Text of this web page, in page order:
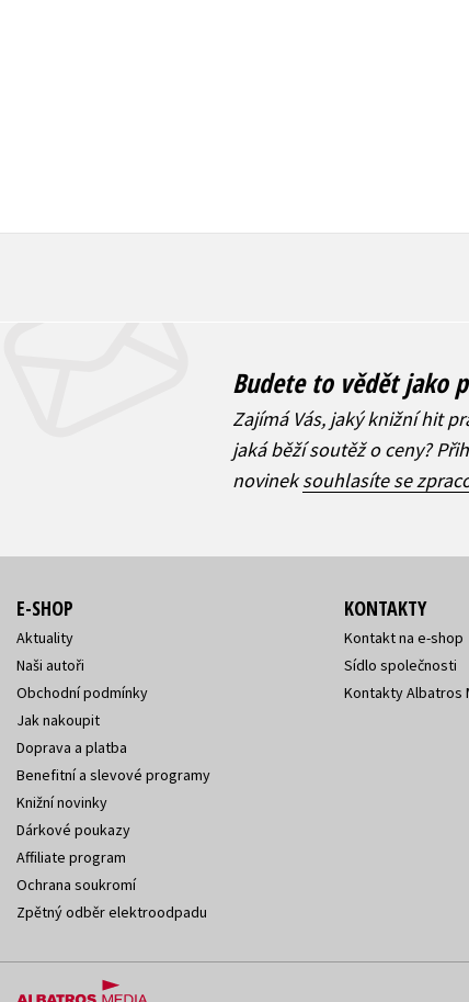
Budete to vědět jako
Zajímá Vás, jaký knižní hit
jaká běží soutěž o ceny?
novineksouhlasíte se
E-SHOP
Aktuality
Naši autoři
Obchodní podmínky
Jak nakoupit
Doprava a platba
Benefitní a slevové programy
Knižní novinky
Dárkové poukazy
Affiliate program
Ochrana soukromí
Zpětný odběr elektroodpadu
KONTAKTY
Kontakt na e-shop
Sídlo společnosti
Kontakty Albatros